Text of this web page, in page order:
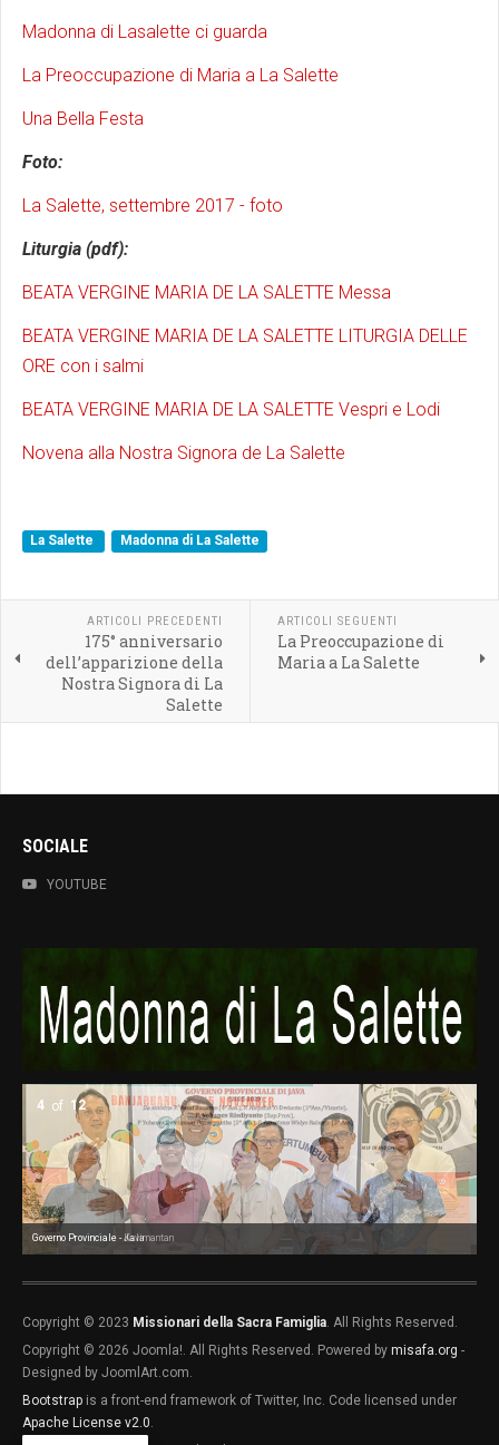
Madonna di Lasalette ci guarda
La Preoccupazione di Maria a La Salette
Una Bella Festa
Foto:
La Salette, settembre 2017 - foto
Liturgia (pdf):
BEATA VERGINE MARIA DE LA SALETTE Messa
BEATA VERGINE MARIA DE LA SALETTE LITURGIA DELLE
ORE con i salmi
BEATA VERGINE MARIA DE LA SALETTE Vespri e Lodi
Novena alla Nostra Signora de La Salette
La Salette Madonna di La Salette
ARTICOLI PRECEDENTI
175° anniversario
dell’apparizione della
Nostra Signora di La
Salette
ARTICOLI SEGUENTI
La Preoccupazione di
Maria a La Salette
SOCIALE
YOUTUBE
Governo Provinciale - Kalimantan
5 of 12
Copyright © 2023 Missionari della Sacra Famiglia. All Rights Reserved.
Copyright © 2026 Joomla!. All Rights Reserved. Powered by misafa.org -
Designed by JoomlArt.com.
Bootstrap is a front-end framework of Twitter, Inc. Code licensed under
Apache License v2.0.